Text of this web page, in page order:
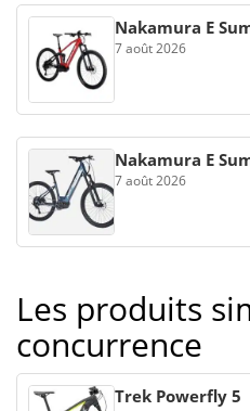
Nakamura E
7 août 2026
Nakamura E
7 août 2026
Les produits
concurrence
Trek Powerfly 5